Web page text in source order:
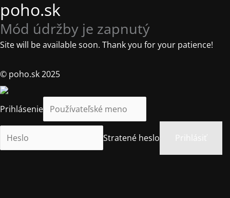
poho.sk
Mód údržby je zapnutý
Site will be available soon. Thank you for your patience!
© poho.sk 2025
Prihlásenie
Stratené heslo